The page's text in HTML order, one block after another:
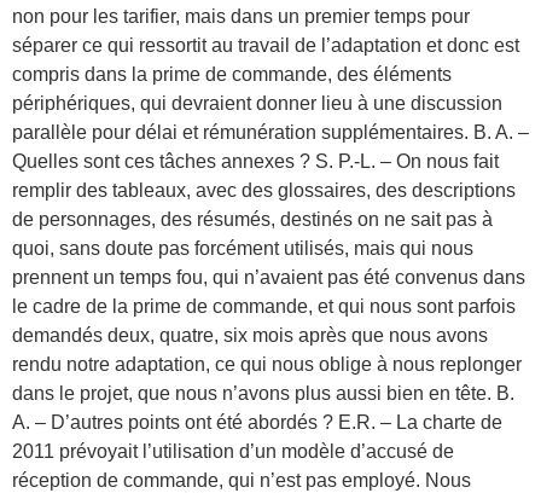
non pour les tarifier, mais dans un premier temps pour
séparer ce qui ressortit au travail de l’adaptation et donc est
compris dans la prime de commande, des éléments
périphériques, qui devraient donner lieu à une discussion
parallèle pour délai et rémunération supplémentaires. B. A. –
Quelles sont ces tâches annexes ? S. P.-L. – On nous fait
remplir des tableaux, avec des glossaires, des descriptions
de personnages, des résumés, destinés on ne sait pas à
quoi, sans doute pas forcément utilisés, mais qui nous
prennent un temps fou, qui n’avaient pas été convenus dans
le cadre de la prime de commande, et qui nous sont parfois
demandés deux, quatre, six mois après que nous avons
rendu notre adaptation, ce qui nous oblige à nous replonger
dans le projet, que nous n’avons plus aussi bien en tête. B.
A. – D’autres points ont été abordés ? E.R. – La charte de
2011 prévoyait l’utilisation d’un modèle d’accusé de
réception de commande, qui n’est pas employé. Nous